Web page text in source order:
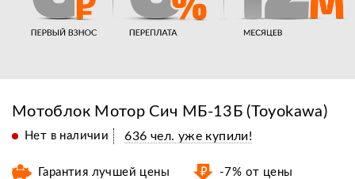
Мотоблок Мотор Сич МБ-13Б (Toyokawa)
Нет в наличии 636 чел. уже купили!
Гарантия лучшей цены -7% от цены